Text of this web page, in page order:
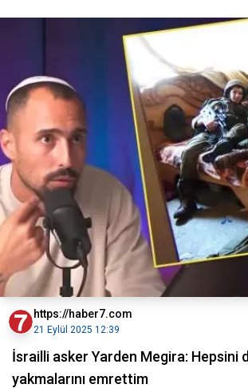
https://haber7.com
21 Eylül 2025 12:39
İsrailli asker Yarden Megira: Hepsini
yakmalarını emrettim